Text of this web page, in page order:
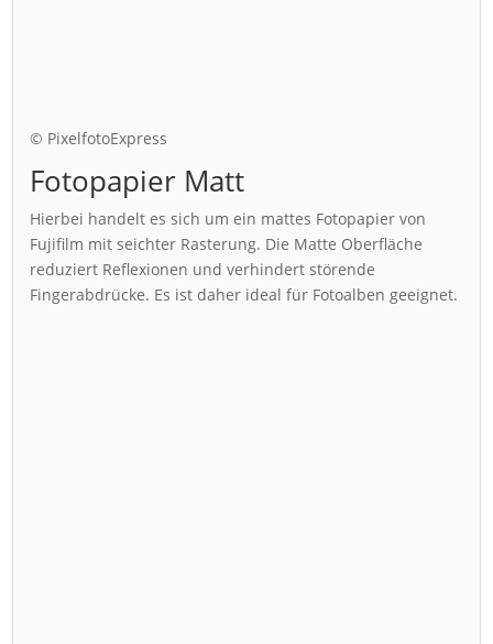
© PixelfotoExpress
Fotopapier Matt
Hierbei handelt es sich um ein mattes Fotopapier von
Fujifilm mit seichter Rasterung. Die Matte Oberfläche
reduziert Reflexionen und verhindert störende
Fingerabdrücke. Es ist daher ideal für Fotoalben geeignet.